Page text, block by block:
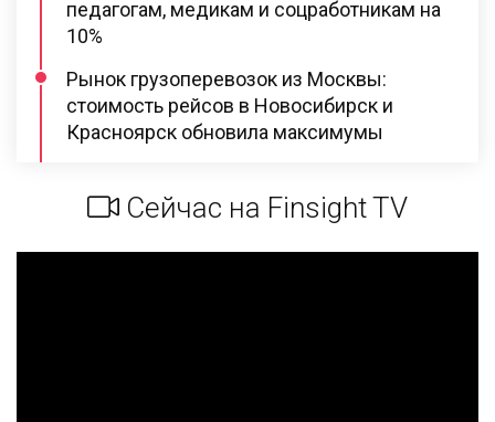
педагогам, медикам и соцработникам на
10%
Рынок грузоперевозок из Москвы:
стоимость рейсов в Новосибирск и
Красноярск обновила максимумы
Сейчас на Finsight TV